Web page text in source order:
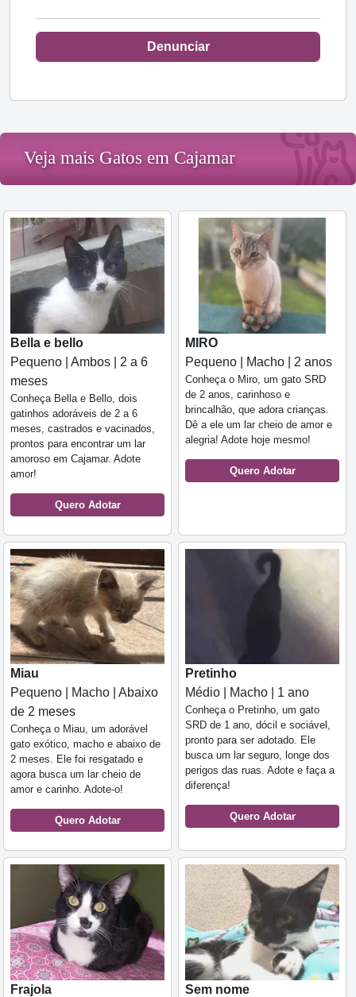
Denunciar
Veja mais Gatos em Cajamar
Bella e bello
Pequeno | Ambos | 2 a 6
meses
Conheça Bella e Bello, dois
gatinhos adoráveis de 2 a 6
meses, castrados e vacinados,
prontos para encontrar um lar
amoroso em Cajamar. Adote
amor!
Quero Adotar
MIRO
Pequeno | Macho | 2 anos
Conheça o Miro, um gato SRD
de 2 anos, carinhoso e
brincalhão, que adora crianças.
Dê a ele um lar cheio de amor e
alegria! Adote hoje mesmo!
Quero Adotar
Miau
Pequeno | Macho | Abaixo
de 2 meses
Conheça o Miau, um adorável
gato exótico, macho e abaixo de
2 meses. Ele foi resgatado e
agora busca um lar cheio de
amor e carinho. Adote-o!
Quero Adotar
Pretinho
Médio | Macho | 1 ano
Conheça o Pretinho, um gato
SRD de 1 ano, dócil e sociável,
pronto para ser adotado. Ele
busca um lar seguro, longe dos
perigos das ruas. Adote e faça a
diferença!
Quero Adotar
Frajola
Sem nome